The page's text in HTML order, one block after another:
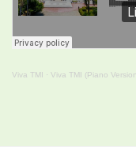
Viva TMI · Viva TMI (Piano